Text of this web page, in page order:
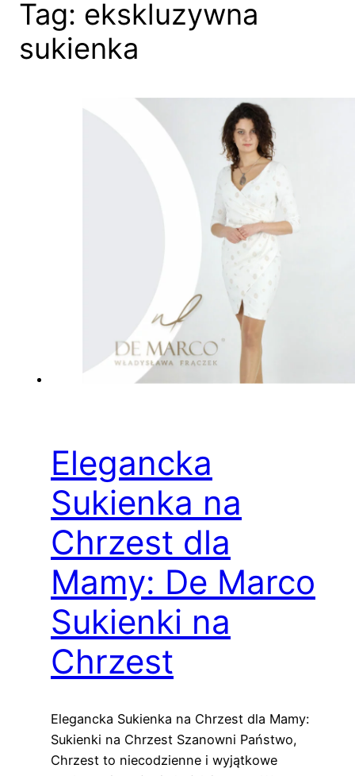
Tag: ekskluzywna
sukienka
Elegancka
Sukienka na
Chrzest dla
Mamy: De Marco
Sukienki na
Chrzest
Elegancka Sukienka na Chrzest dla Mamy:
Sukienki na Chrzest Szanowni Państwo,
Chrzest to niecodzienne i wyjątkowe